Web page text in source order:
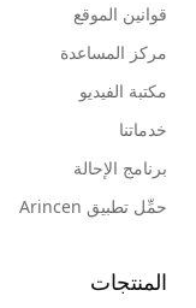
قوانين الموقع
مركز المساعدة
مكتبة الفيديو
خدماتنا
برنامج الإحالة
حمِّل تطبيق Arincen
المنتجات